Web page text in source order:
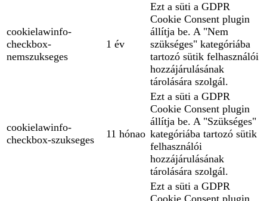
cookielawinfo-
checkbox-
nemszukseges
1 év
Ezt a süti a GDPR
Cookie Consent plugin
állítja be. A "Nem
szükséges" kategóriába
tartozó sütik felhasználói
hozzájárulásának
tárolására szolgál.
cookielawinfo-
checkbox-szukseges
11 hónao
Ezt a süti a GDPR
Cookie Consent plugin
állítja be. A "Szükséges"
kategóriába tartozó sütik
felhasználói
hozzájárulásának
tárolására szolgál.
Ezt a süti a GDPR